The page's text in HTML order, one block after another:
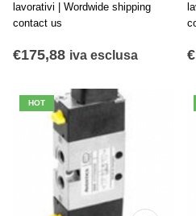
lavorativi | Wordwide shipping
contact us
€175,88 iva esclusa €
HOT